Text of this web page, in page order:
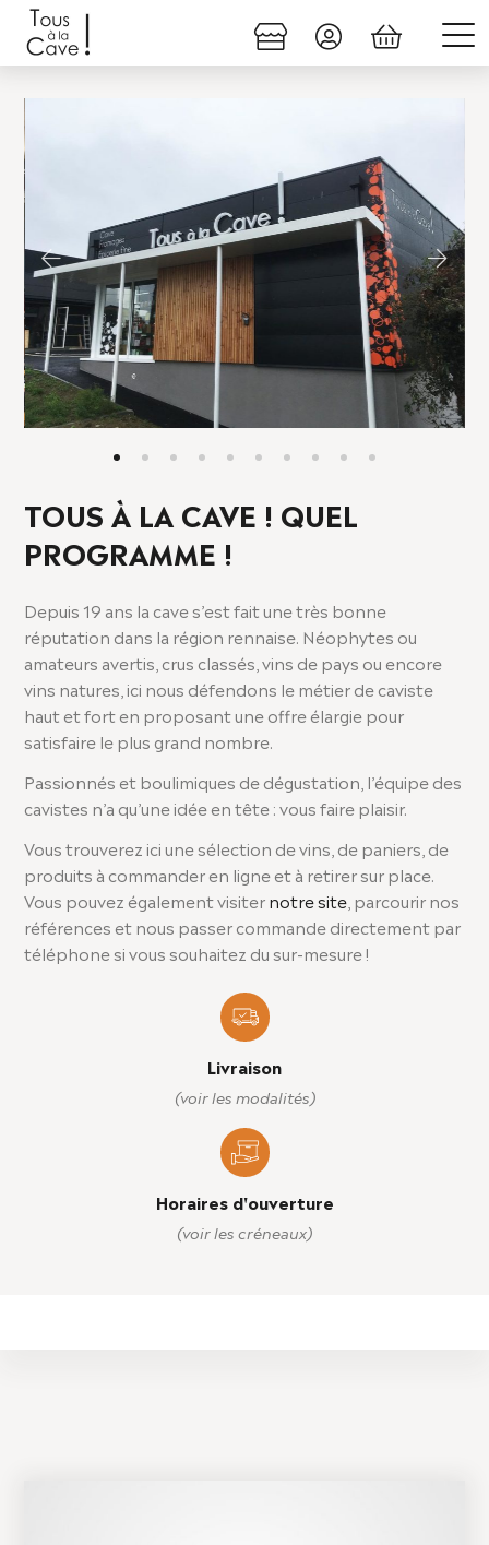
TOUS À LA CAVE ! QUEL
PROGRAMME !
Depuis 19 ans la cave s’est fait une très bonne
réputation dans la région rennaise. Néophytes ou
amateurs avertis, crus classés, vins de pays ou encore
vins natures, ici nous défendons le métier de caviste
haut et fort en proposant une offre élargie pour
satisfaire le plus grand nombre.
Passionnés et boulimiques de dégustation, l’équipe des
cavistes n’a qu’une idée en tête : vous faire plaisir.
Vous trouverez ici une sélection de vins, de paniers, de
produits à commander en ligne et à retirer sur place.
Vous pouvez également visiternotre site , parcourir nos
références et nous passer commande directement par
téléphone si vous souhaitez du sur-mesure !
Livraison
(voir les modalités)
Horaires d'ouverture
(voir les créneaux)